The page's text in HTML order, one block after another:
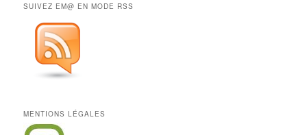
SUIVEZ EM@ EN MODE RSS
MENTIONS LÉGALES